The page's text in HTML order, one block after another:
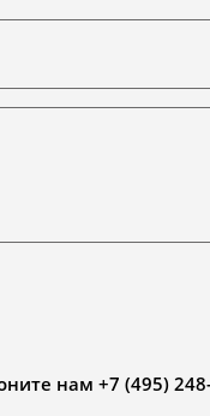
нам +7 (495)